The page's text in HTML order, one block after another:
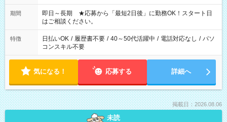
その他にも勤務時間多数！ 日勤のみ、残業なし、交替制など
ご希望を教えてください！
期間
即日～長期 ★応募から「最短2日後」に勤務OK！スタート日
はご相談ください。
特徴 日払いOK / 履歴書不要 / 40～50代活躍中 / 電話対応なし / パソ
コンスキル不要
気になる！ 応募する 詳細へ
掲載日：2026.08.06
未読